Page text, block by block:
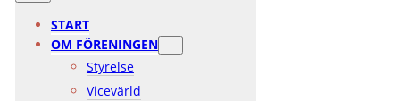
START
OM FÖRENINGEN
Styrelse
Vicevärld